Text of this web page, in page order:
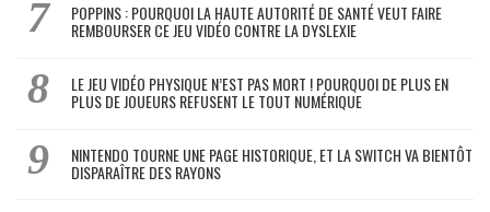
POPPINS : POURQUOI LA HAUTE AUTORITÉ DE SANTÉ VEUT FAIRE
REMBOURSER CE JEU VIDÉO CONTRE LA DYSLEXIE
LE JEU VIDÉO PHYSIQUE N’EST PAS MORT ! POURQUOI DE PLUS EN
PLUS DE JOUEURS REFUSENT LE TOUT NUMÉRIQUE
NINTENDO TOURNE UNE PAGE HISTORIQUE, ET LA SWITCH VA BIENTÔT
DISPARAÎTRE DES RAYONS